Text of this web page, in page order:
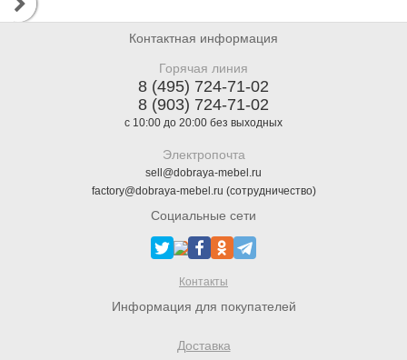
Контактная информация
Горячая линия
8 (495) 724-71-02
8 (903) 724-71-02
с 10:00 до 20:00 без выходных
Электропочта
sell@dobraya-mebel.ru
factory@dobraya-mebel.ru (сотрудничество)
Социальные сети
Контакты
Информация для покупателей
Доставка